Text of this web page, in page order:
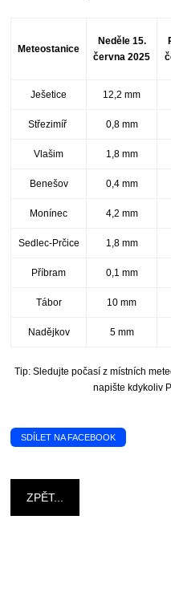
Meteostanice
Neděle 15.
června 2025
Ješetice 12,2 mm
Střezimíř 0,8 mm
Vlašim 1,8 mm
Benešov 0,4 mm
Monínec 4,2 mm
Sedlec-Prčice 1,8 mm
Příbram 0,1 mm
Tábor 10 mm
Nadějkov 5 mm
Tip: Sledujte počasí z místních
napište kdykoliv
SDÍLET NA FACEBOOK
ZPĚT...